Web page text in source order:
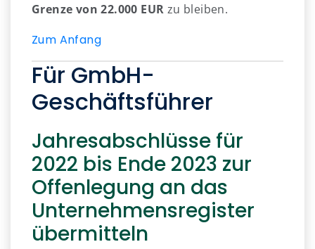
Grenze von 22.000 EUR zu bleiben.
Zum Anfang
Für GmbH-
Geschäftsführer
Jahresabschlüsse für
2022 bis Ende 2023 zur
Offenlegung an das
Unternehmensregister
übermitteln